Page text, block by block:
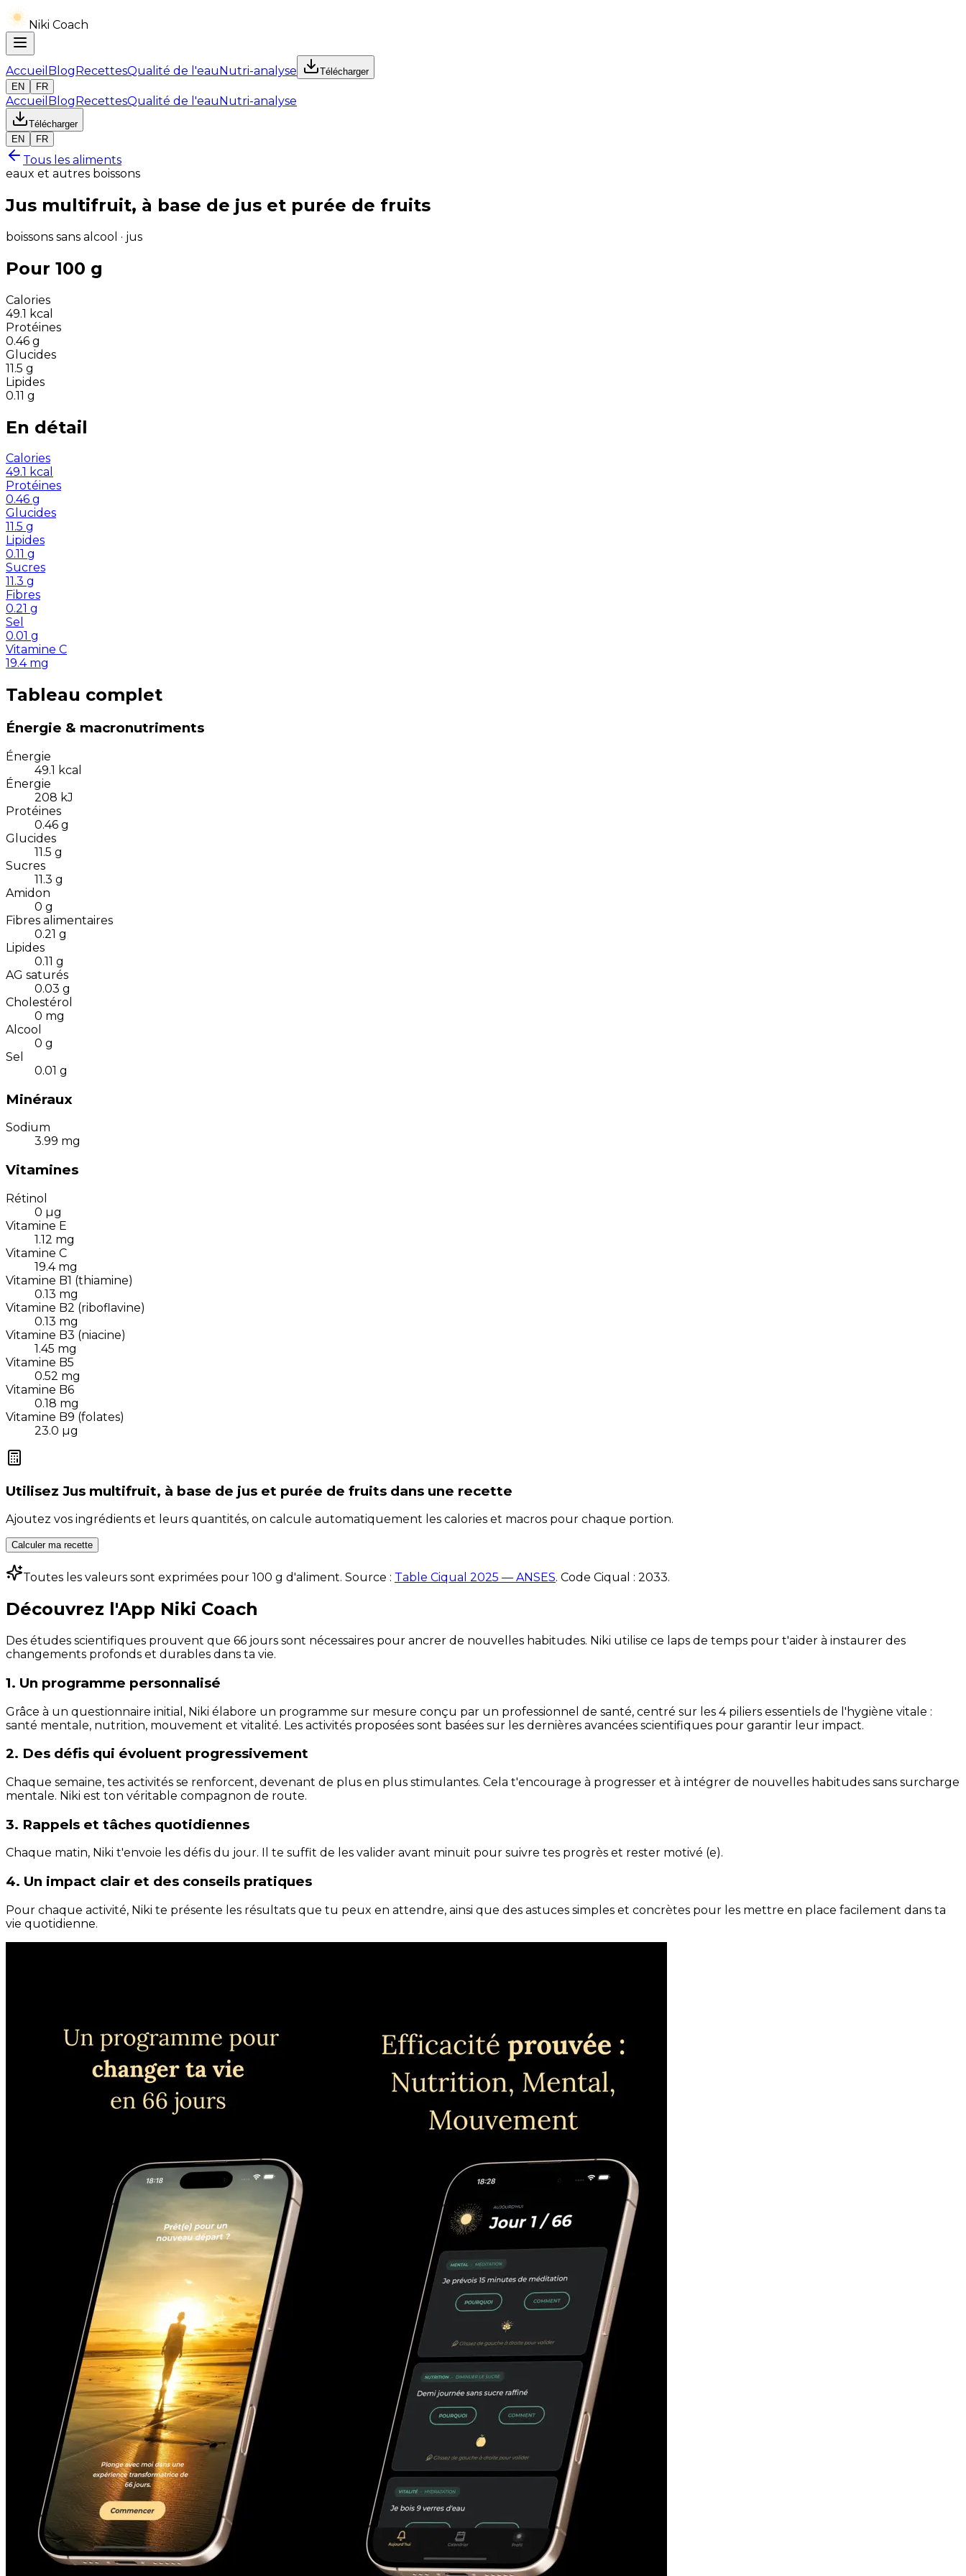
Niki Coach
Accueil BlogRecettesQualité de l'eauNutri-analyse
Télécharger
EN
FR
Accueil BlogRecettesQualité de l'eauNutri-analyse
Télécharger
EN
FR
Tous les aliments
eaux et autres boissons
Jus multifruit, à base de jus et purée de fruits
boissons sans alcool · jus
Pour 100 g
Calories
49.1 kcal
Protéines
0.46 g
Glucides
11.5 g
Lipides
0.11 g
En détail
Calories
49.1 kcal
Protéines
0.46 g
Glucides
11.5 g
Lipides
0.11 g
Sucres
11.3 g
Fibres
0.21 g
Sel
0.01 g
Vitamine C
19.4 mg
Tableau complet
Énergie & macronutriments
Énergie
49.1 kcal
Énergie
208 kJ
Protéines
0.46 g
Glucides
11.5 g
Sucres
11.3 g
Amidon
0 g
Fibres alimentaires
0.21 g
Lipides
0.11 g
AG saturés
0.03 g
Cholestérol
0 mg
Alcool
0 g
Sel
0.01 g
Minéraux
Sodium
3.99 mg
Vitamines
Rétinol
0 µg
Vitamine E
1.12 mg
Vitamine C
19.4 mg
Vitamine B1 (thiamine)
0.13 mg
Vitamine B2 (riboflavine)
0.13 mg
Vitamine B3 (niacine)
1.45 mg
Vitamine B5
0.52 mg
Vitamine B6
0.18 mg
Vitamine B9 (folates)
23.0 µg
Utilisez Jus multifruit, à base de jus et purée de fruits dans une recette
Ajoutez vos ingrédients et leurs quantités, on calcule automatiquement les calories et macros pour chaque portion.
Calculer ma recette
Toutes les valeurs sont exprimées pour 100 g d'aliment. Source : Table Ciqual 2025 — ANSES. Code Ciqual : 2033.
Découvrez l'App Niki Coach
Des études scientifiques prouvent que 66 jours sont nécessaires pour ancrer de nouvelles habitudes. Niki utilise ce laps de temps pour t'aider à instaurer des
changements profonds et durables dans ta vie.
1. Un programme personnalisé
Grâce à un questionnaire initial, Niki élabore un programme sur mesure conçu par un professionnel de santé, centré sur les 4 piliers essentiels de l'hygiène vitale :
santé mentale, nutrition, mouvement et vitalité. Les activités proposées sont basées sur les dernières avancées scientifiques pour garantir leur impact.
2. Des défis qui évoluent progressivement
Chaque semaine, tes activités se renforcent, devenant de plus en plus stimulantes. Cela t'encourage à progresser et à intégrer de nouvelles habitudes sans surcharge
mentale. Niki est ton véritable compagnon de route.
3. Rappels et tâches quotidiennes
Chaque matin, Niki t'envoie les défis du jour. Il te suffit de les valider avant minuit pour suivre tes progrès et rester motivé (e).
4. Un impact clair et des conseils pratiques
Pour chaque activité, Niki te présente les résultats que tu peux en attendre, ainsi que des astuces simples et concrètes pour les mettre en place facilement dans ta
vie quotidienne.